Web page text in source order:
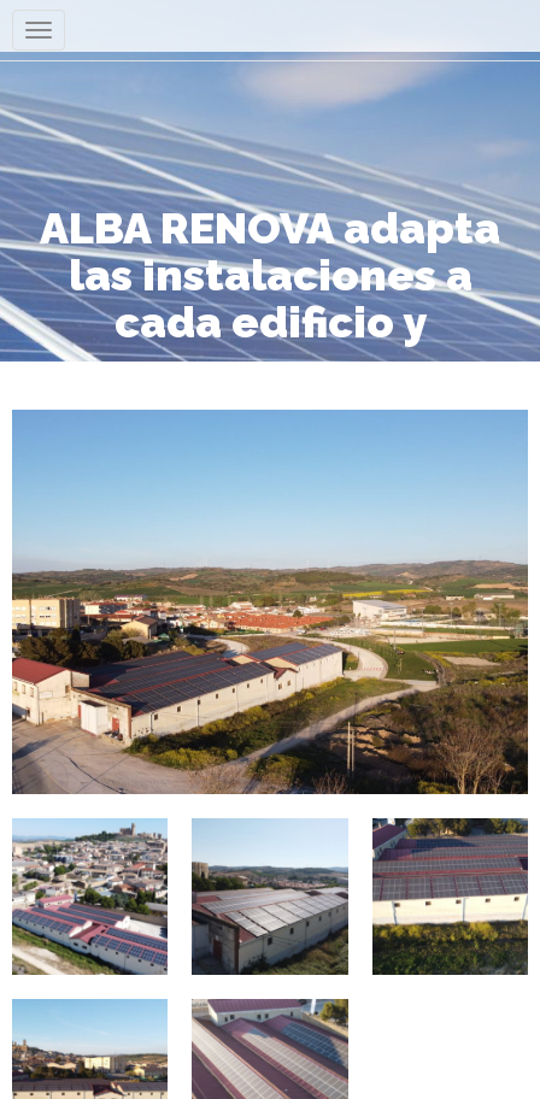
ALBA RENOVA adapta
las instalaciones a
cada edificio y
consumo.
Autoconsumo compartido para los